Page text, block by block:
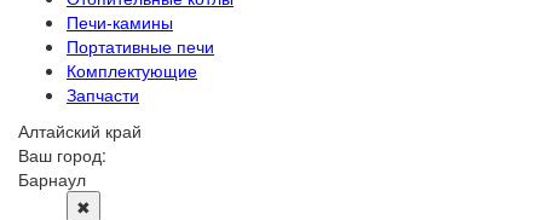
Печи-камины
Портативные печи
Комплектующие
Запчасти
Алтайский край
Ваш город:
Барнаул
✖